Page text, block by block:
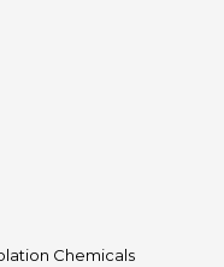
Chemicals